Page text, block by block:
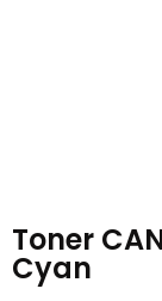
Toner
Cyan